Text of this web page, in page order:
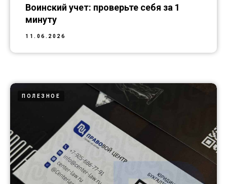
Воинский учет: проверьте себя за 1
минуту
11.06.2026
ПОЛЕЗНОЕ